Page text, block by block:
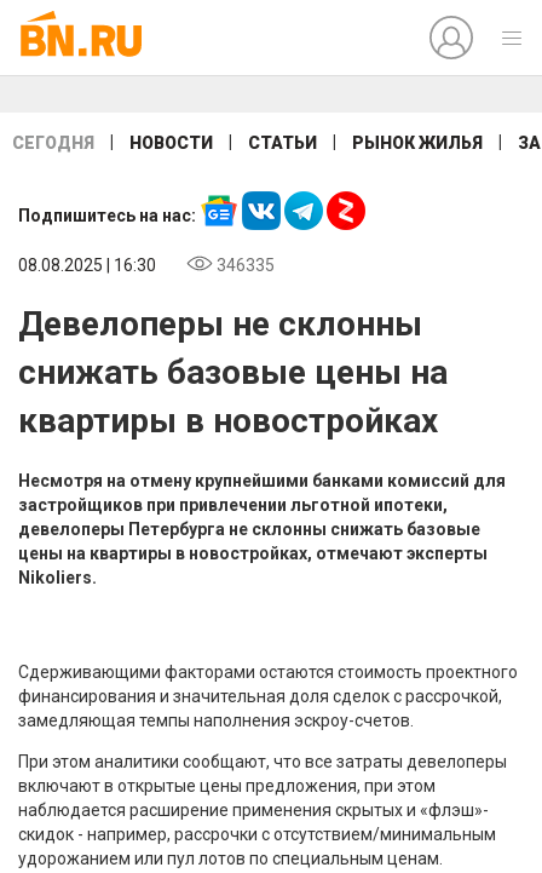
СЕГОДНЯ НОВОСТИ СТАТЬИ РЫНОК ЖИЛЬЯ
Подпишитесь на нас:
08.08.2025 | 16:30 346335
Девелоперы не склонны
снижать базовые цены на
квартиры в новостройках
Несмотря на отмену крупнейшими банками комиссий для
застройщиков при привлечении льготной ипотеки,
девелоперы Петербурга не склонны снижать базовые
цены на квартиры в новостройках, отмечают эксперты
Nikoliers.
Сдерживающими факторами остаются стоимость проектного
финансирования и значительная доля сделок с рассрочкой,
замедляющая темпы наполнения эскроу-счетов.
При этом аналитики сообщают, что все затраты девелоперы
включают в открытые цены предложения, при этом
наблюдается расширение применения скрытых и «флэш»-
скидок - например, рассрочки с отсутствием/минимальным
удорожанием или пул лотов по специальным ценам.